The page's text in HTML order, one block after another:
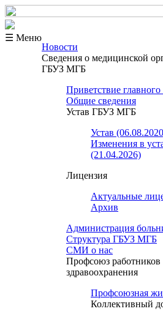
☰ Меню
Новости
Сведения о медицинской
ГБУЗ МГБ
Приветствие главного
Общие сведения
Устав ГБУЗ МГБ
Устав
Изменения в
(21.04.2026)
Лицензия
Актуальные
Архив
Администрация
Структура ГБУЗ МГБ
СМИ о нас
Профсоюз работников
здравоохранения
Профсоюзная
Коллективный